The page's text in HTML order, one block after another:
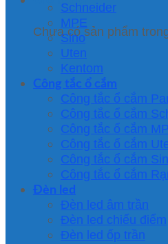
Chưa có sản phẩm
Schneider
MPE
Sino
Uten
Kentom
Công tắc ổ cắm
Công tắc ổ cắm
Công tắc ổ cắm
Công tắc ổ cắm
Công tắc ổ cắm
Công tắc ổ cắm
Công tắc ổ cắm
Đèn led
Đèn led âm trần
Đèn led chiếu điểm
Đèn led ốp trần